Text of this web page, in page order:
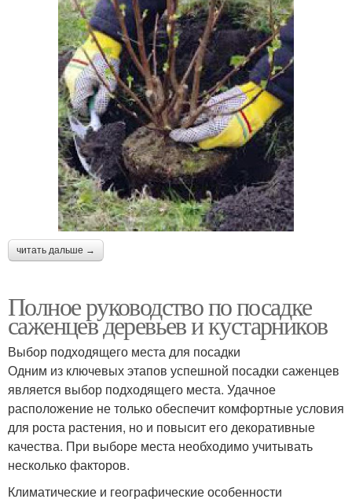
читать дальше →
Полное руководство по посадке
саженцев деревьев и кустарников
Выбор подходящего места для посадки
Одним из ключевых этапов успешной посадки саженцев
является выбор подходящего места. Удачное
расположение не только обеспечит комфортные условия
для роста растения, но и повысит его декоративные
качества. При выборе места необходимо учитывать
несколько факторов.
Климатические и географические особенности